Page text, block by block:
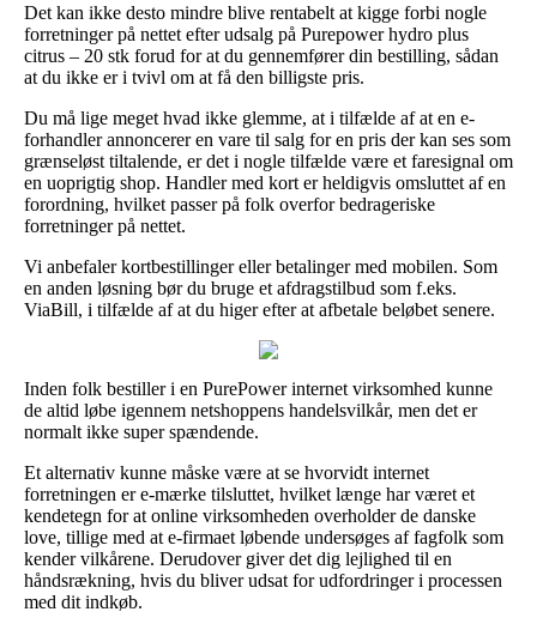
Det kan ikke desto mindre blive rentabelt at kigge forbi nogle
forretninger på nettet efter udsalg på Purepower hydro plus
citrus – 20 stk forud for at du gennemfører din bestilling, sådan
at du ikke er i tvivl om at få den billigste pris.
Du må lige meget hvad ikke glemme, at i tilfælde af at en e-
forhandler annoncerer en vare til salg for en pris der kan ses som
grænseløst tiltalende, er det i nogle tilfælde være et faresignal om
en uoprigtig shop. Handler med kort er heldigvis omsluttet af en
forordning, hvilket passer på folk overfor bedrageriske
forretninger på nettet.
Vi anbefaler kortbestillinger eller betalinger med mobilen. Som
en anden løsning bør du bruge et afdragstilbud som f.eks.
ViaBill, i tilfælde af at du higer efter at afbetale beløbet senere.
Inden folk bestiller i en PurePower internet virksomhed kunne
de altid løbe igennem netshoppens handelsvilkår, men det er
normalt ikke super spændende.
Et alternativ kunne måske være at se hvorvidt internet
forretningen er e-mærke tilsluttet, hvilket længe har været et
kendetegn for at online virksomheden overholder de danske
love, tillige med at e-firmaet løbende undersøges af fagfolk som
kender vilkårene. Derudover giver det dig lejlighed til en
håndsrækning, hvis du bliver udsat for udfordringer i processen
med dit indkøb.